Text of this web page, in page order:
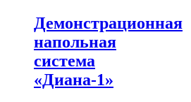
Демонстрационная
напольная
система
«Диана-1»